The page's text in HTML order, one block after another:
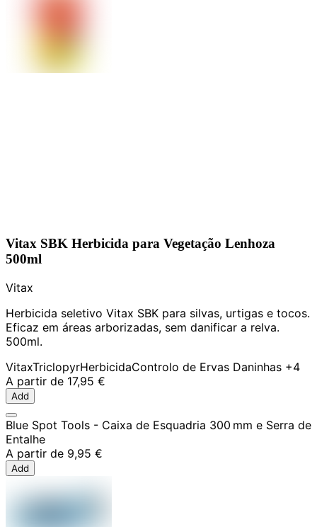
Vitax SBK Herbicida para Vegetação Lenhoza
500ml
Vitax
Herbicida seletivo Vitax SBK para silvas, urtigas e tocos.
Eficaz em áreas arborizadas, sem danificar a relva.
500ml.
VitaxTriclopyrHerbicidaControlo de Ervas Daninhas +4
A partir de 17,95 €
Add
Blue Spot Tools - Caixa de Esquadria 300 mm e Serra de
Entalhe
A partir de 9,95 €
Add